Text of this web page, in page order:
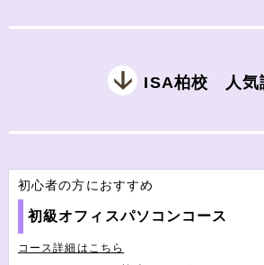
ISA柏校 人気
初心者の方におすすめ
初級オフィスパソコンコース
コース詳細はこちら